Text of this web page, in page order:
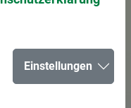
Einstellungen